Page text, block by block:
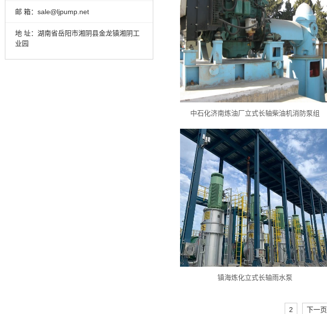
邮 箱：sale@ljpump.net
地 址：湖南省岳阳市湘阴县金龙镇湘阴工
业园
中石化济南炼油厂立式长轴柴油机消防泵组
镇海炼化立式长轴雨水泵
2 下一页